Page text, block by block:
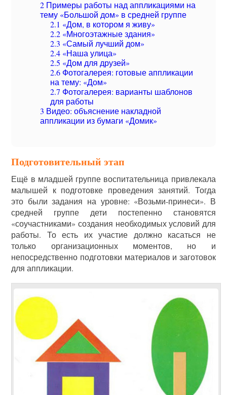
2 Примеры работы над аппликациями на
тему «Большой дом» в средней группе
2.1 «Дом, в котором я живу»
2.2 «Многоэтажные здания»
2.3 «Самый лучший дом»
2.4 «Наша улица»
2.5 «Дом для друзей»
2.6 Фотогалерея: готовые аппликации
на тему: «Дом»
2.7 Фотогалерея: варианты шаблонов
для работы
3 Видео: объяснение накладной
аппликации из бумаги «Домик»
Подготовительный этап
Ещё в младшей группе воспитательница привлекала
малышей к подготовке проведения занятий. Тогда
это были задания на уровне: «Возьми-принеси». В
средней группе дети постепенно становятся
«соучастниками» создания необходимых условий для
работы. То есть их участие должно касаться не
только организационных моментов, но и
непосредственно подготовки материалов и заготовок
для аппликации.